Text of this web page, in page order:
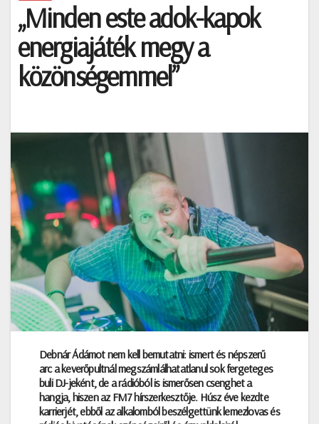
„Minden este adok-kapok
energiajáték megy a
közönségemmel”
Debnár Ádámot nem kell bemutatni: ismert és népszerű
arc a keverőpultnál megszámlálhatatlanul sok fergeteges
buli DJ-jeként, de a rádióból is ismerősen csenghet a
hangja, hiszen az FM7 hírszerkesztője. Húsz éve kezdte
karrierjét, ebből az alkalomból beszélgettünk lemezlovas és